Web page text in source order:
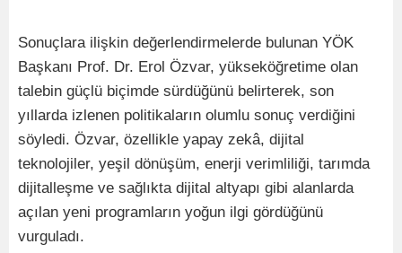
Sonuçlara ilişkin değerlendirmelerde bulunan YÖK
Başkanı Prof. Dr. Erol Özvar, yükseköğretime olan
talebin güçlü biçimde sürdüğünü belirterek, son
yıllarda izlenen politikaların olumlu sonuç verdiğini
söyledi. Özvar, özellikle yapay zekâ, dijital
teknolojiler, yeşil dönüşüm, enerji verimliliği, tarımda
dijitalleşme ve sağlıkta dijital altyapı gibi alanlarda
açılan yeni programların yoğun ilgi gördüğünü
vurguladı.